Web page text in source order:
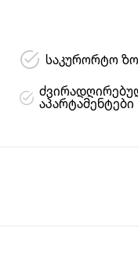
საკურორტო
აპარტამენტები